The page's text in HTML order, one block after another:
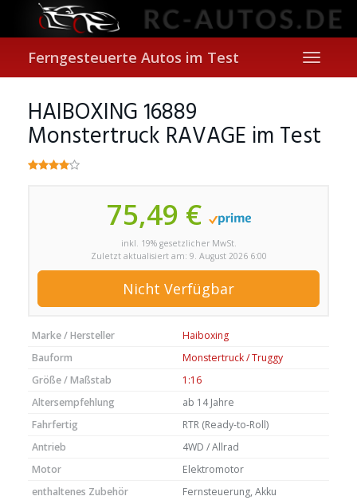
main
content
Toggle
Ferngesteuerte Autos im Test
HAIBOXING 16889
Monstertruck RAVAGE im Test
75,49 €
inkl. 19% gesetzlicher MwSt.
Zuletzt aktualisiert am: 9. August 2026 6:00
Nicht Verfügbar
Marke / Hersteller
Haiboxing
Bauform
Monstertruck / Truggy
Größe / Maßstab
1:16
Altersempfehlung
ab 14 Jahre
Fahrfertig
RTR (Ready-to-Roll)
Antrieb
4WD / Allrad
Motor
Elektromotor
enthaltenes Zubehör
Fernsteuerung, Akku